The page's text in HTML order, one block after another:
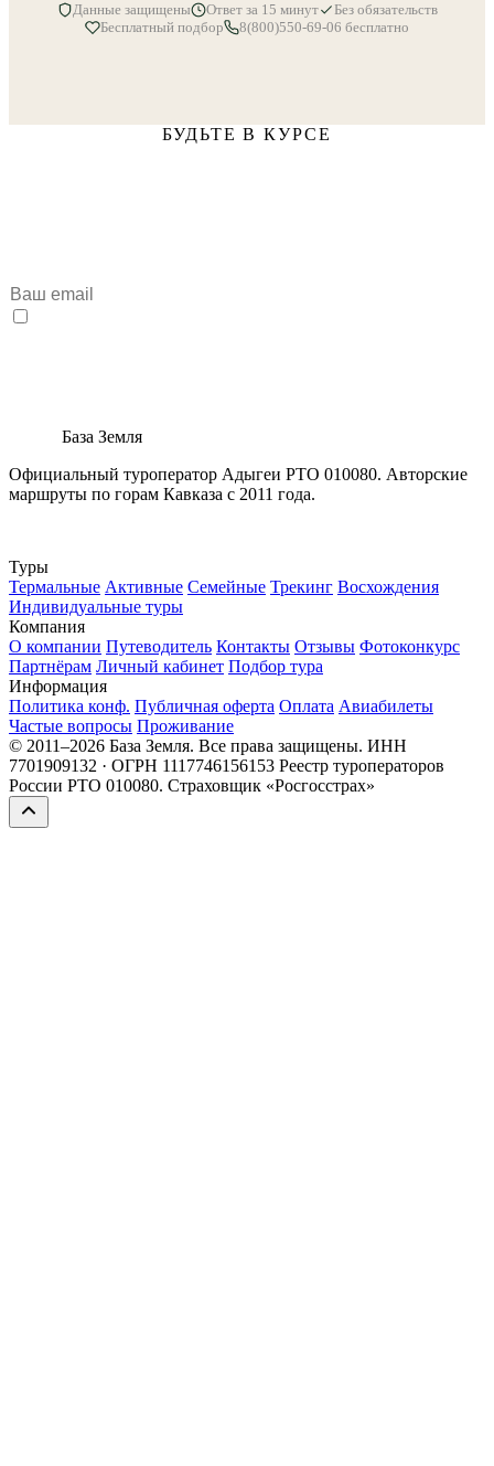
Данные защищены Ответ за 15 минут
Без обязательств
Бесплатный подбор
8(800)550-69-06 бесплатно
БУДЬТЕ В КУРСЕ
База Земля
Официальный туроператор Адыгеи РТО 010080. Авторские
маршруты по горам Кавказа с 2011 года.
Туры
Термальные Активные Семейные Трекинг Восхождения
Индивидуальные туры
Компания
О компании Путеводитель Контакты Отзывы Фотоконкурс
Партнёрам Личный кабинет Подбор тура
Информация
Политика конф. Публичная оферта Оплата Авиабилеты
Частые вопросы Проживание
© 2011–2026 База Земля. Все права защищены. ИНН
7701909132 · ОГРН 1117746156153 Реестр туроператоров
России РТО 010080. Страховщик «Росгосстрах»